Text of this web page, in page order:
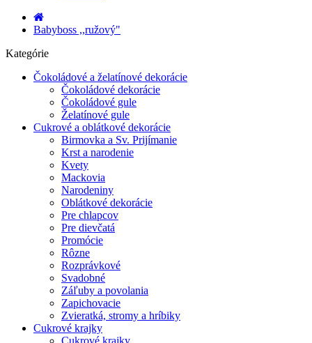
Babyboss ,,ružový"
Kategórie
Čokoládové a želatínové dekorácie
Čokoládové dekorácie
Čokoládové gule
Želatínové gule
Cukrové a oblátkové dekorácie
Birmovka a Sv. Prijímanie
Krst a narodenie
Kvety
Mackovia
Narodeniny
Oblátkové dekorácie
Pre chlapcov
Pre dievčatá
Promócie
Rôzne
Rozprávkové
Svadobné
Záľuby a povolania
Zapichovacie
Zvieratká, stromy a hríbiky
Cukrové krajky
Cukrové krajky